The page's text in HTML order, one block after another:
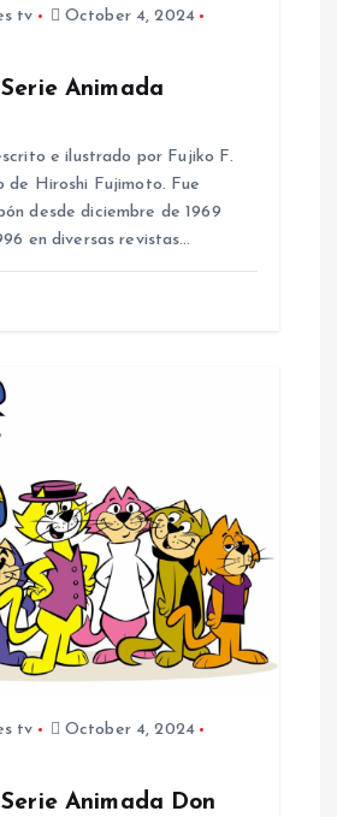
tv
October 4, 2024
Animada
e ilustrado por Fujiko F.
de Hiroshi Fujimoto.​ Fue
desde diciembre de 1969
en diversas revistas…
tv
October 4, 2024
Animada Don